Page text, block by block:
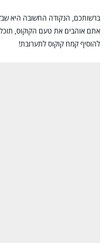
ברשותכם, הנקודה החשובה היא
אתם אוהבים את טעם הקוקוס,
להוסיף קמח קוקוס לתערובת!